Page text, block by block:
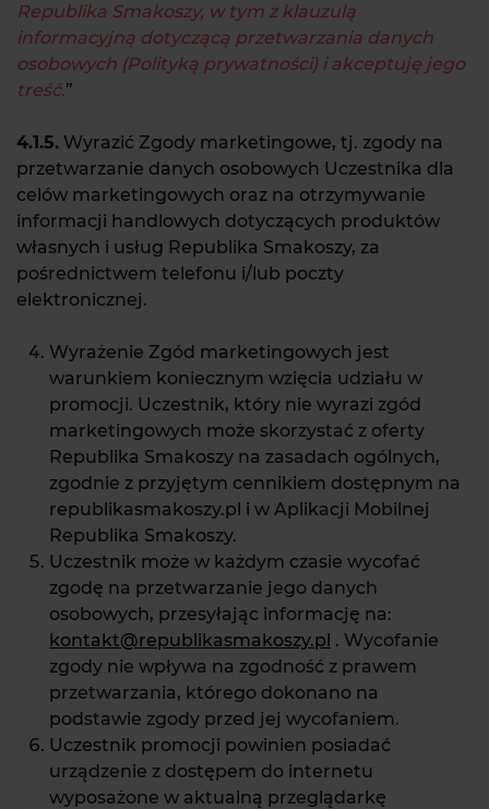
Republika Smakoszy, w tym z klauzulą
informacyjną dotyczącą przetwarzania danych
osobowych (Polityką prywatności) i akceptuję jego
treść.”
4.1.5. Wyrazić Zgody marketingowe, tj. zgody na
przetwarzanie danych osobowych Uczestnika dla
celów marketingowych oraz na otrzymywanie
informacji handlowych dotyczących produktów
własnych i usług Republika Smakoszy, za
pośrednictwem telefonu i/lub poczty
elektronicznej.
Wyrażenie Zgód marketingowych jest
warunkiem koniecznym wzięcia udziału w
promocji. Uczestnik, który nie wyrazi zgód
marketingowych może skorzystać z oferty
Republika Smakoszy na zasadach ogólnych,
zgodnie z przyjętym cennikiem dostępnym na
republikasmakoszy.pl i w Aplikacji Mobilnej
Republika Smakoszy.
Uczestnik może w każdym czasie wycofać
zgodę na przetwarzanie jego danych
osobowych, przesyłając informację na:
kontakt@republikasmakoszy.pl . Wycofanie
zgody nie wpływa na zgodność z prawem
przetwarzania, którego dokonano na
podstawie zgody przed jej wycofaniem.
Uczestnik promocji powinien posiadać
urządzenie z dostępem do internetu
wyposażone w aktualną przeglądarkę